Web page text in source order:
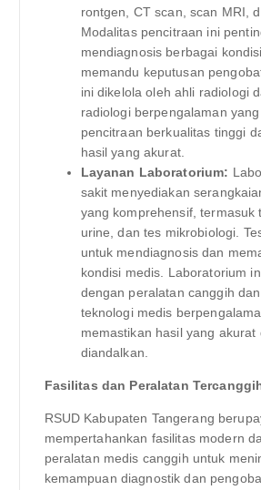
rontgen, CT scan, scan MRI,
Modalitas pencitraan ini
mendiagnosis berbagai
memandu keputusan
ini dikelola oleh ahli radiologi
radiologi berpengalaman
pencitraan berkualitas tinggi
hasil yang akurat.
Layanan Laboratorium:
sakit menyediakan
yang komprehensif, termasuk
urine, dan tes mikrobiologi.
untuk mendiagnosis dan
kondisi medis. Laboratorium
dengan peralatan canggih
teknologi medis
memastikan hasil yang akurat
diandalkan.
Fasilitas dan Peralatan
RSUD Kabupaten Tangerang
mempertahankan fasilitas modern
peralatan medis canggih untuk
kemampuan diagnostik dan